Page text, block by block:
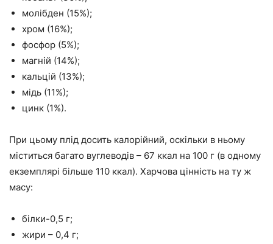
молібден (15%);
хром (16%);
фосфор (5%);
магній (14%);
кальцій (13%);
мідь (11%);
цинк (1%).
При цьому плід досить калорійний, оскільки в ньому
міститься багато вуглеводів – 67 ккал на 100 г (в одному
екземплярі більше 110 ккал). Харчова цінність на ту ж
масу:
білки-0,5 г;
жири – 0,4 г;